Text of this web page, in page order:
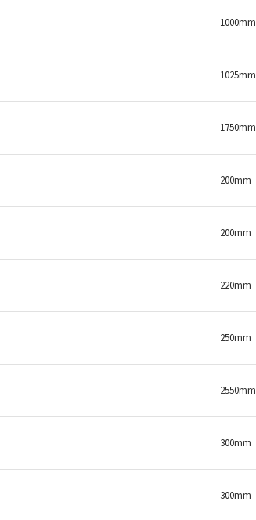
1000mm
1025mm
1750mm
200mm
200mm
220mm
250mm
2550mm
300mm
300mm